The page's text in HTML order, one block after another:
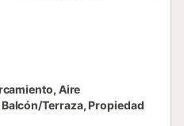
Aire
Terraza, Propiedad